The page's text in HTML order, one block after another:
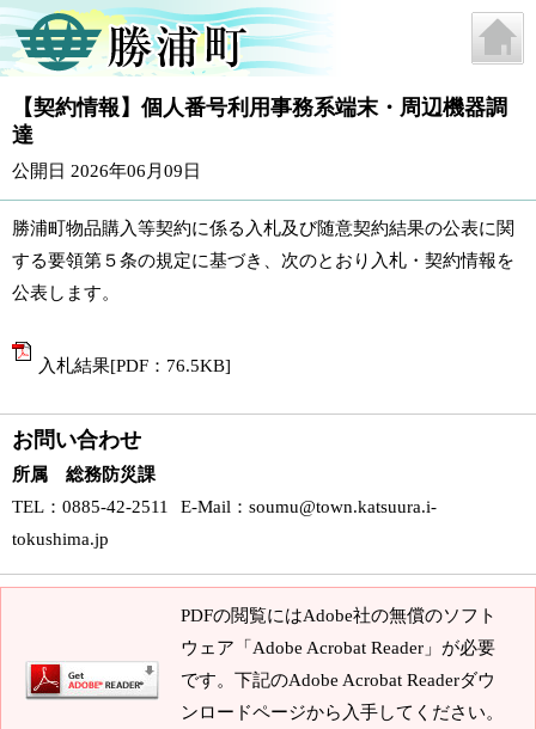
【契約情報】個人番号利用事務系端末・周辺機器調
達
公開日 2026年06月09日
勝浦町物品購入等契約に係る入札及び随意契約結果の公表に関
する要領第５条の規定に基づき、次のとおり入札・契約情報を
公表します。
入札結果[PDF：76.5KB]
お問い合わせ
所属 総務防災課
TEL ：0885-42-2511 E-Mail ： soumu@town.katsuura.i-
tokushima.jp
PDFの閲覧にはAdobe社の無償のソフト
ウェア「Adobe Acrobat Reader」が必要
です。下記のAdobe Acrobat Readerダウ
ンロードページから入手してください。